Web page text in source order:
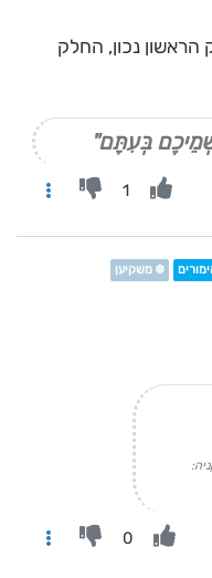
הראשון נכון, החלק
בְּעִתָּם"
1
❄️ משקיען
0